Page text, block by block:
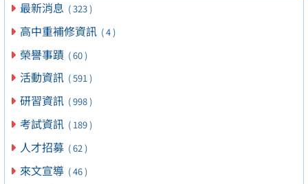
最新消息 ( 323 )
高中重補修資訊 ( 4 )
榮譽事蹟 ( 60 )
活動資訊 ( 591 )
研習資訊 ( 998 )
考試資訊 ( 189 )
人才招募 ( 62 )
來文宣導 ( 46 )